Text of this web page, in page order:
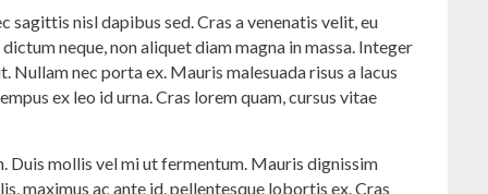
nisl dapibus sed. Cras a venenatis velit, eu
neque, non aliquet diam magna in massa. Integer
nec porta ex. Mauris malesuada risus a lacus
ex leo id urna. Cras lorem quam, cursus vitae
mollis vel mi ut fermentum. Mauris dignissim
maximus ac ante id, pellentesque lobortis ex. Cras